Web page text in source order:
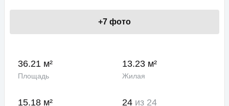
+7 фото
36.21 м²
Площадь
13.23 м²
Жилая
15.18 м² 24 из 24